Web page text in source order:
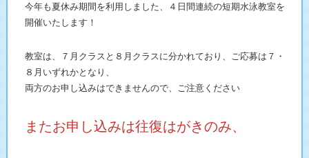
今年も夏休み期間を利用しました、４日間連続の短期水泳教室を
開催いたします！
教室は、７月クラスと８月クラスに分かれており、ご応募は７・
８月いずれかとなり、
両方のお申し込みはできませんので、ご注意ください
またお申し込みは往復はがきのみ、